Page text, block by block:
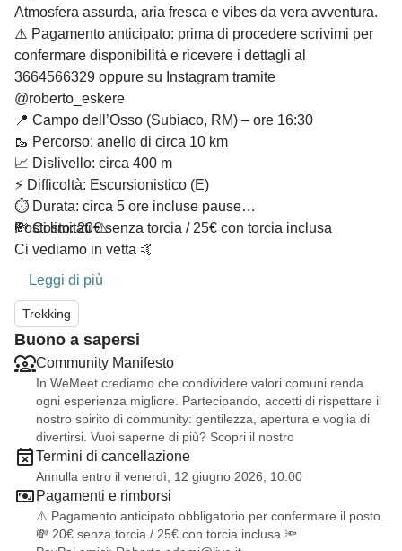
Atmosfera assurda, aria fresca e vibes da vera avventura.
⚠️ Pagamento anticipato: prima di procedere scrivimi per
confermare disponibilità e ricevere i dettagli al
3664566329 oppure su Instagram tramite
@roberto_eskere
📍 Campo dell’Osso (Subiaco, RM) – ore 16:30
🥾 Percorso: anello di circa 10 km
📈 Dislivello: circa 400 m
⚡ Difficoltà: Escursionistico (E)
⏱️ Durata: circa 5 ore incluse pause
💸 Costo: 20€ senza torcia / 25€ con torcia inclusa
Posti limitati ⚠️
Ci vediamo in vetta 🤙
Leggi di più
Trekking
Buono a sapersi
Community Manifesto
In WeMeet crediamo che condividere valori comuni renda
ogni esperienza migliore. Partecipando, accetti di rispettare il
nostro spirito di community: gentilezza, apertura e voglia di
divertirsi. Vuoi saperne di più? Scopri il nostro
Termini di cancellazione
Annulla entro il venerdì, 12 giugno 2026, 10:00
Pagamenti e rimborsi
⚠️ Pagamento anticipato obbligatorio per confermare il posto.
💸 20€ senza torcia / 25€ con torcia inclusa 🔦